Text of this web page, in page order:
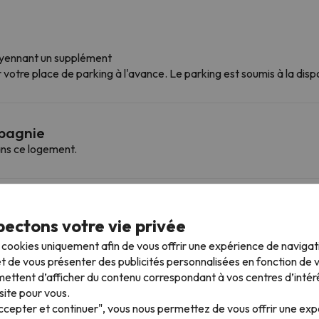
un supplément
place de parking à l'avance. Le parking est soumis à la
ce logement.
proches
vous pouvez accéder à plusieurs stations et profiter de
à Chamonix Le Pass. Vous pouvez également skier à
/ Bellevue, Balme / Les Autannes – Vallorcine / Le Tour et Megève /
494 km skiables
votre vie privée
cookies uniquement afin de vous offrir une expérience de
de vous présenter des publicités personnalisées en fonction de
d’afficher du contenu correspondant à vos centres
pour vous.
et continuer", vous nous permettez de vous offrir une